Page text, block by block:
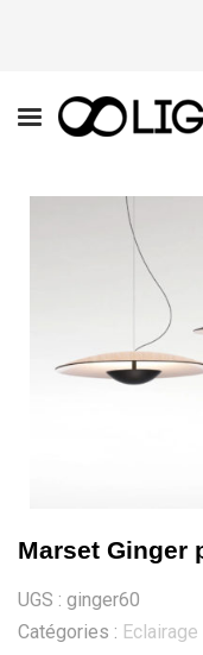
Marset Ginger
UGS : ginger60
Catégories :